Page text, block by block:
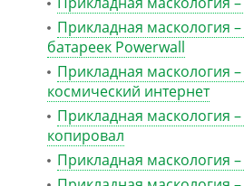
Прикладная маскология
батареек Powerwall
Прикладная маскология
космический интернет
Прикладная маскология
копировал
Прикладная маскология